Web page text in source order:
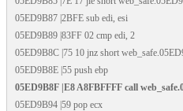
05ED9B87 |2BFE sub edi, esi
05ED9B89 |83FF 02 cmp edi, 2
05ED9B8C |75 10 jnz short
05ED9B8E |55 push ebp
05ED9B8F |E8 A8FBFFFF call
05ED9B94 |59 pop ecx